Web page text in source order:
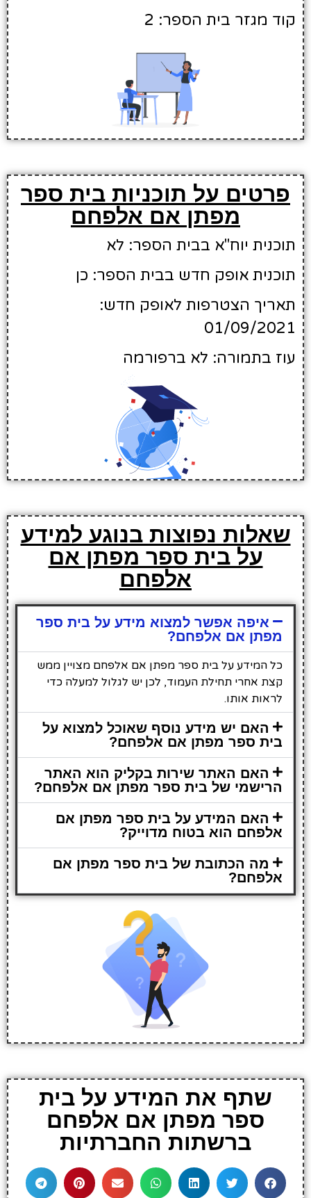
קוד מגזר בית הספר: 2
פרטים על תוכניות בית ספר
מפתן אם אלפחם
תוכנית יוח"א בבית הספר: לא
תוכנית אופק חדש בבית הספר: כן
תאריך הצטרפות לאופק חדש:
01/09/2021
עוז בתמורה: לא ברפורמה
שאלות נפוצות בנוגע למידע
על בית ספר מפתן אם
אלפחם
איפה אפשר למצוא מידע על בית ספר
מפתן אם אלפחם?
כל המידע על בית ספר מפתן אם אלפחם מצויין ממש
קצת אחרי תחילת העמוד, לכן יש לגלול למעלה כדי
לראות אותו.
האם יש מידע נוסף שאוכל למצוא על
בית ספר מפתן אם אלפחם?
האם האתר שירות בקליק הוא האתר
הרישמי של בית ספר מפתן אם אלפחם?
האם המידע על בית ספר מפתן אם
אלפחם הוא בטוח מדוייק?
מה הכתובת של בית ספר מפתן אם
אלפחם?
שתף את המידע על בית
ספר מפתן אם אלפחם
ברשתות החברתיות